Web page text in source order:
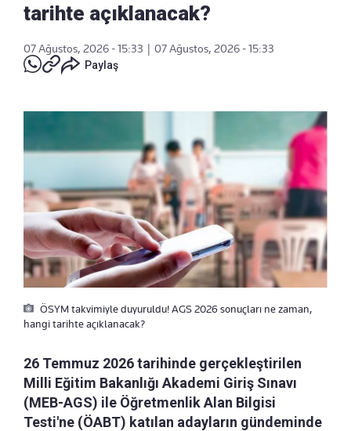
tarihte açıklanacak?
07 Ağustos, 2026 - 15:33
07 Ağustos, 2026 - 15:33
Paylaş
ÖSYM takvimiyle duyuruldu! AGS 2026 sonuçları ne zaman,
hangi tarihte açıklanacak?
26 Temmuz 2026 tarihinde gerçekleştirilen
Milli Eğitim Bakanlığı Akademi Giriş Sınavı
(MEB-AGS) ile Öğretmenlik Alan Bilgisi
Testi'ne (ÖABT) katılan adayların gündeminde